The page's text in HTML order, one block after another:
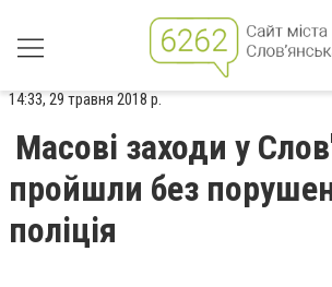
14:33, 29 травня 2018 р.
Масові заходи у
пройшли без
поліція